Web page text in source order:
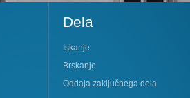
Dela
Iskanje
Brskanje
Oddaja zaključnega dela